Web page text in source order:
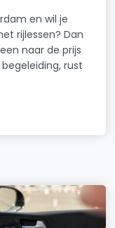
en wil je
rijlessen? Dan
naar de prijs
rust